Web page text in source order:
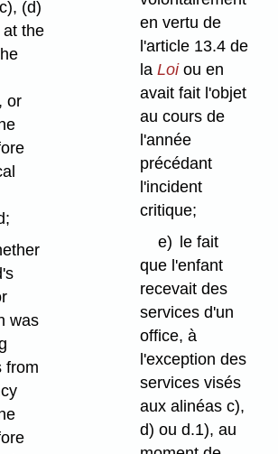
(d)
at the
or
was
from
en vertu de
l'article 13.4 de
laLoiou en
avait fait l'objet
au cours de
l'année
précédant
l'incident
critique;
e)
le fait
que l'enfant
recevait des
services d'un
office, à
l'exception des
services visés
aux alinéas c),
d) ou d.1), au